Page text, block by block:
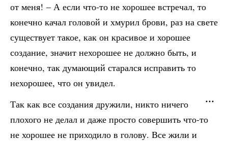
от меня! – А если что-то не хорошее встречал, то
конечно качал головой и хмурил брови, раз на свете
существует такое, как он красивое и хорошее
создание, значит нехорошее не должно быть, и
конечно, так думающий старался исправить то
нехорошее, что он увидел.
Так как все создания дружили, никто ничего
плохого не делал и даже просто совершить что-то
не хорошее не приходило в голову. Все жили и